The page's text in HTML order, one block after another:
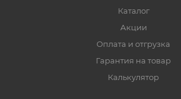
Каталог
Акции
Оплата и отгрузка
Гарантия на товар
Калькулятор